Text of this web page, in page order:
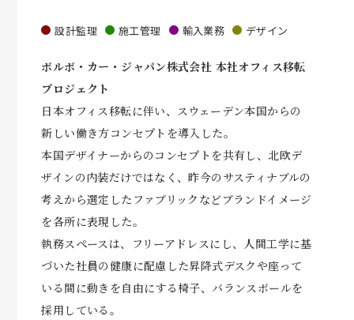
設計監理 施工管理 輸入業務 デザイン
ボルボ・カー・ジャパン株式会社 本社オフィス移転
プロジェクト
日本オフィス移転に伴い、スウェーデン本国からの
新しい働き方コンセプトを導入した。
本国デザイナーからのコンセプトを共有し、北欧デ
ザインの内装だけではなく、昨今のサスティナブルの
考えから選定したファブリックなどブランドイメージ
を各所に表現した。
執務スペースは、フリーアドレスにし、人間工学に基
づいた社員の健康に配慮した昇降式デスクや座って
いる間に動きを自由にする椅子、バランスボールを
採用している。